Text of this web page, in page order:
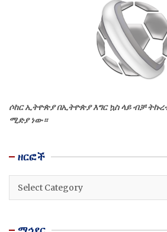
ሶከር ኢትዮጵያ በኢትዮጵያ እግር ኳስ ላይ ብቻ
ሚድያ ነው።
ዘርፎች
ዘርፎች